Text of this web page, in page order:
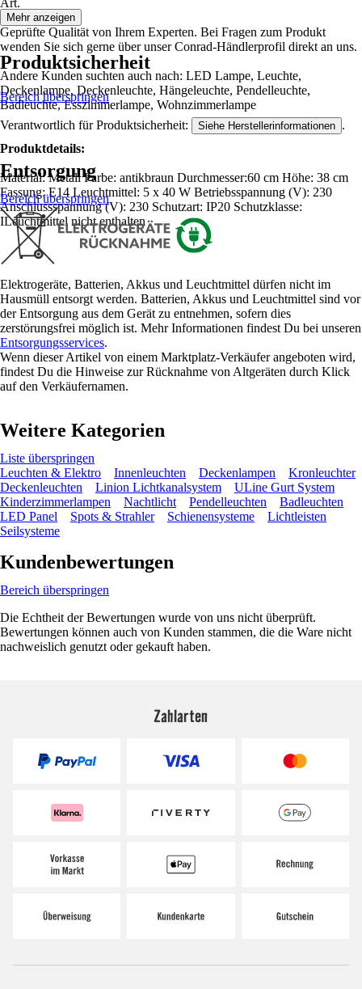
Art.
Geprüfte Qualität von Ihrem Experten. Bei Fragen zum Produkt
wenden Sie sich gerne über unser Conrad-Händlerprofil direkt an uns.
Andere Kunden suchten auch nach: LED Lampe, Leuchte,
Deckenlampe, Deckenleuchte, Hängeleuchte, Pendelleuchte,
Badleuchte, Esszimmerlampe, Wohnzimmerlampe
Produktdetails:
Material: Metall Farbe: antikbraun Durchmesser:60 cm Höhe: 38 cm
Fassung: E14 Leuchtmittel: 5 x 40 W Betriebsspannung (V): 230
Anschlussspannung (V): 230 Schutzart: IP20 Schutzklasse:
ILeuchtmittel nicht enthalten
Mehr anzeigen
Produktsicherheit
Bereich überspringen
Verantwortlich für Produktsicherheit: Siehe Herstellerinformationen .
Entsorgung
Bereich überspringen
Elektrogeräte, Batterien, Akkus und Leuchtmittel dürfen nicht im
Hausmüll entsorgt werden. Batterien, Akkus und Leuchtmittel sind vor
der Entsorgung aus dem Gerät zu entnehmen, sofern dies
zerstörungsfrei möglich ist. Mehr Informationen findest Du bei unseren
Entsorgungsservices.
Wenn dieser Artikel von einem Marktplatz-Verkäufer angeboten wird,
findest Du die Hinweise zur Rücknahme von Altgeräten durch Klick
auf den Verkäufernamen.
Weitere Kategorien
Liste überspringen
Leuchten & Elektro
Innenleuchten Deckenlampen
Kronleuchter
Deckenleuchten
Linion Lichtkanalsystem
ULine Gurt System
Kinderzimmerlampen
Nachtlicht Pendelleuchten
Badleuchten
LED Panel
Spots & Strahler Schienensysteme
Lichtleisten
Seilsysteme
Kundenbewertungen
Bereich überspringen
Die Echtheit der Bewertungen wurde von uns nicht überprüft.
Bewertungen können auch von Kunden stammen, die die Ware nicht
nachweislich genutzt oder gekauft haben.
Zahlarten